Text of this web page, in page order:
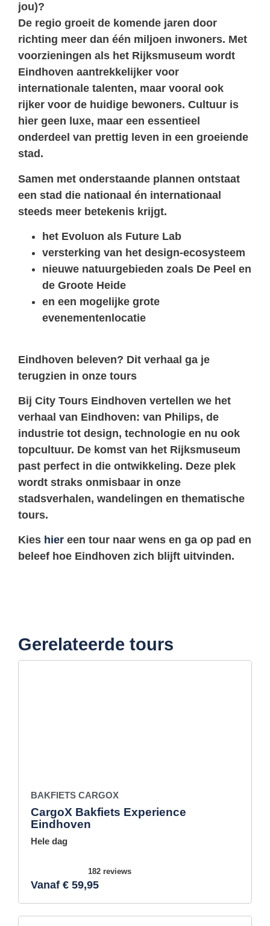
jou)?
De regio groeit de komende jaren door
richting meer dan één miljoen inwoners. Met
voorzieningen als het Rijksmuseum wordt
Eindhoven aantrekkelijker voor
internationale talenten, maar vooral ook
rijker voor de huidige bewoners. Cultuur is
hier geen luxe, maar een essentieel
onderdeel van prettig leven in een groeiende
stad.
Samen met onderstaande plannen ontstaat
een stad die nationaal én internationaal
steeds meer betekenis krijgt.
het Evoluon als Future Lab
versterking van het design-ecosysteem
nieuwe natuurgebieden zoals De Peel en
de Groote Heide
en een mogelijke grote
evenementenlocatie
Eindhoven beleven? Dit verhaal ga je
terugzien in onze tours
Bij City Tours Eindhoven vertellen we het
verhaal van Eindhoven: van Philips, de
industrie tot design, technologie en nu ook
topcultuur. De komst van het Rijksmuseum
past perfect in die ontwikkeling. Deze plek
wordt straks onmisbaar in onze
stadsverhalen, wandelingen en thematische
tours.
Kies hier een tour naar wens en ga op pad en
beleef hoe Eindhoven zich blijft uitvinden.
Gerelateerde tours
BAKFIETS CARGOX
CargoX Bakfiets Experience
Eindhoven
Hele dag
182 reviews
Vanaf € 59,95